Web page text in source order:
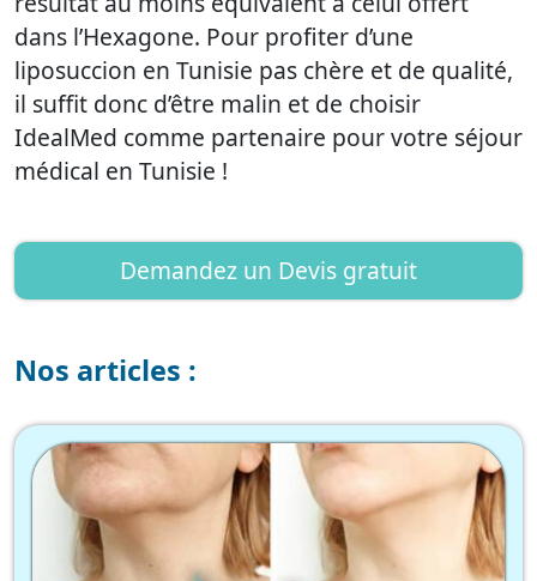
dans l’Hexagone. Pour profiter d’une
liposuccion en Tunisie pas chère et de qualité,
il suffit donc d’être malin et de choisir
IdealMed comme partenaire pour votre séjour
médical en Tunisie !
Demandez un Devis gratuit
Nos articles :